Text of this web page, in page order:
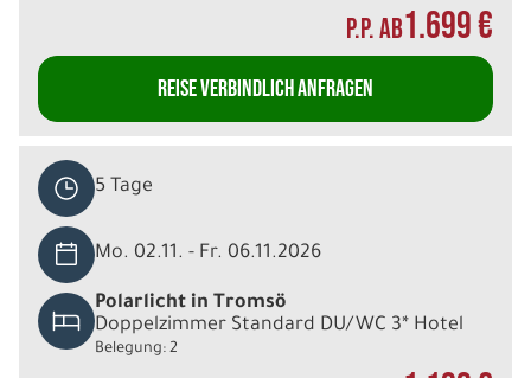
P.P. AB1.699 €
REISE VERBINDLICH ANFRAGEN
5 Tage
Mo. 02.11. - Fr. 06.11.2026
Polarlicht in Tromsö
Doppelzimmer Standard DU/WC 3* Hotel
Belegung: 2